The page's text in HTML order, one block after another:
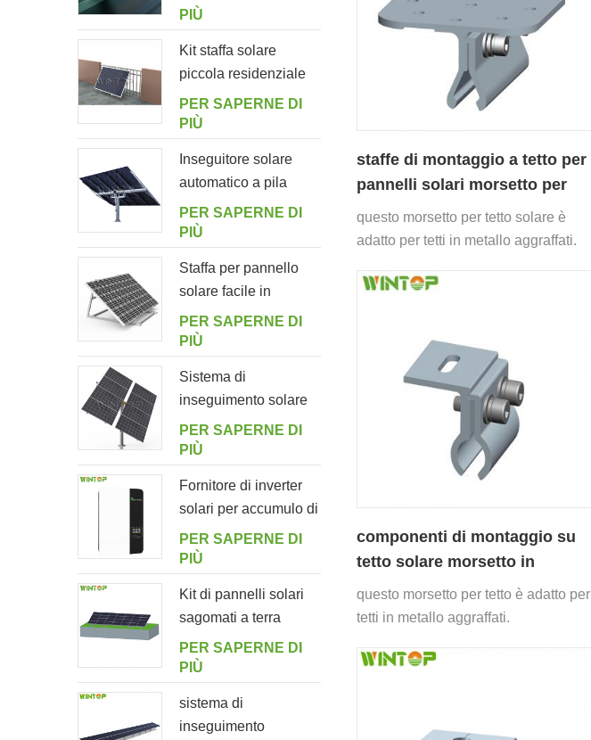
staffe di montaggio a tetto per
pannelli solari morsetto per
componenti
questo morsetto per tetto solare è
adatto per tetti in metallo aggraffati.
componenti di montaggio su
tetto solare morsetto in
alluminio
questo morsetto per tetto è adatto per
tetti in metallo aggraffati.
di sospensione
PIÙ
Kit staffa solare
piccola residenziale
per balcone
domestico
PER SAPERNE DI
PIÙ
Inseguitore solare
automatico a pila
singola con 10
pannelli fotovoltaici
PER SAPERNE DI
PIÙ
Staffa per pannello
solare facile in
alluminio regolabile
ad angolo per
giardino
PER SAPERNE DI
PIÙ
Sistema di
inseguimento solare
intelligente a doppia
fila a palo singolo
PER SAPERNE DI
PIÙ
Fornitore di inverter
solari per accumulo di
energia off-grid
5000ES
PER SAPERNE DI
PIÙ
Kit di pannelli solari
sagomati a terra
PER SAPERNE DI
PIÙ
sistema di
inseguimento